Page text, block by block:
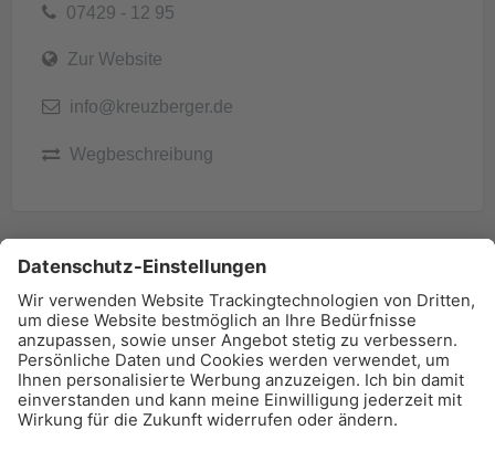
07429 - 12 95
Zur Website
info@kreuzberger.de
Wegbeschreibung
BAU-Index Newsletter
Erhalten Sie regelmäßig Benachrichtigungen zu den